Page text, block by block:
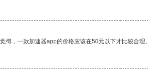
，一款加速器app的价格应该在50元以下才比较合理。